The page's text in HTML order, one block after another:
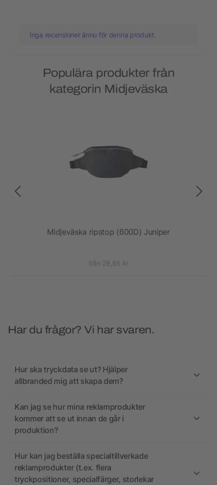
Inga recensioner ännu för denna produkt.
Populära produkter från
kategorin Midjeväska
Midjeväska ripstop (600D) Juniper
från 28,65 kr
Har du frågor? Vi har svaren.
Hur ska tryckdata se ut? Hjälper
allbranded mig att skapa dem?
Kan jag se hur mina reklamprodukter
kommer att se ut innan de går i
produktion?
Hur kan jag beställa specialtillverkade
reklamprodukter (t.ex. flera
tryckpositioner, specialfärger, storlekar